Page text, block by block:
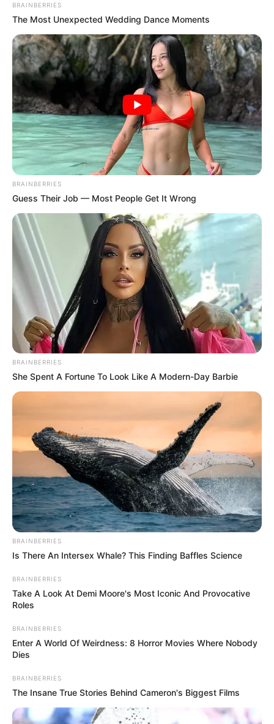
BRAINBERRIES
The Most Unexpected Wedding Dance Moments
BRAINBERRIES
Guess Their Job — Most People Get It Wrong
BRAINBERRIES
She Spent A Fortune To Look Like A Modern-Day Barbie
BRAINBERRIES
Is There An Intersex Whale? This Finding Baffles Science
BRAINBERRIES
Take A Look At Demi Moore's Most Iconic And Provocative
Roles
BRAINBERRIES
Enter A World Of Weirdness: 8 Horror Movies Where Nobody
Dies
BRAINBERRIES
The Insane True Stories Behind Cameron's Biggest Films